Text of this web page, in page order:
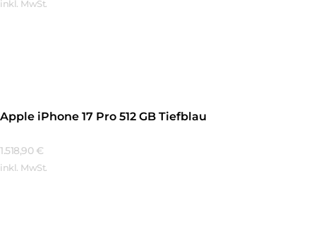
inkl. MwSt.
Apple iPhone 17 Pro 512 GB Tiefblau
1.518,90 €
inkl. MwSt.